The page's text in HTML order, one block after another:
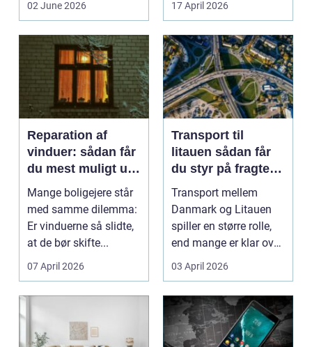
02 June 2026 17 April 2026
Reparation af
vinduer: sådan får
du mest muligt ud
af dine gamle
vinduer
Mange boligejere står
med samme dilemma:
Er vinduerne så slidte,
at de bør skifte...
07 April 2026
Transport til
litauen sådan får
du styr på fragten
til baltikum
Transport mellem
Danmark og Litauen
spiller en større rolle,
end mange er klar over.
Litauen er et n...
03 April 2026